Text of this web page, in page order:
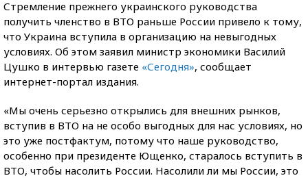
Стремление прежнего украинского руководства
получить членство в ВТО раньше России привело к тому,
что Украина вступила в организацию на невыгодных
условиях. Об этом заявил министр экономики Василий
Цушко в интервью газете «Сегодня», сообщает
интернет-портал издания.
«Мы очень серьезно открылись для внешних рынков,
вступив в ВТО на не особо выгодных для нас условиях, но
это уже постфактум, потому что наше руководство,
особенно при президенте Ющенко, старалось вступить в
ВТО, чтобы насолить России. Насолили ли мы России, это